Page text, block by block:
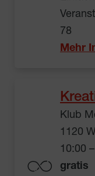
78
Mehr
Klub
1120
10:00
gratis